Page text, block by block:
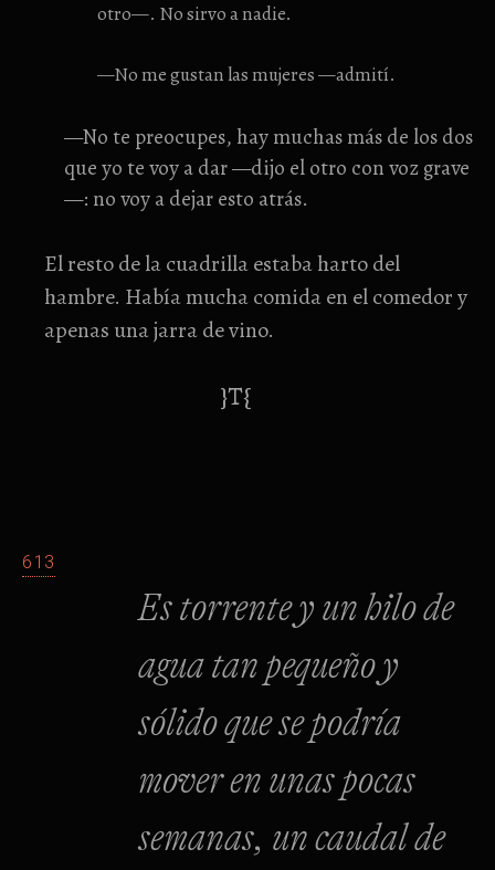
otro—. No sirvo a nadie.
—No me gustan las mujeres —admití.
—No te preocupes, hay muchas más de los dos
que yo te voy a dar —dijo el otro con voz grave
—: no voy a dejar esto atrás.
El resto de la cuadrilla estaba harto del
hambre. Había mucha comida en el comedor y
apenas una jarra de vino.
}Τ{
613
Es torrente y un hilo de
agua tan pequeño y
sólido que se podría
mover en unas pocas
semanas, un caudal de